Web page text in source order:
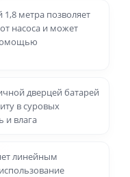
метра позволяет
насоса и может
дверцей батарей
в суровых
и влага
линейным